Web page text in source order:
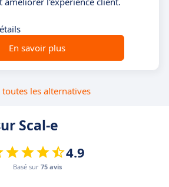
En savoir plus
toutes les alternatives
Scal-e
4.9
Basé sur 75 avis